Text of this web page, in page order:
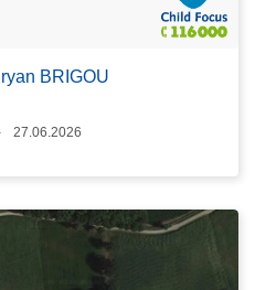
BRIGOU
27.06.2026